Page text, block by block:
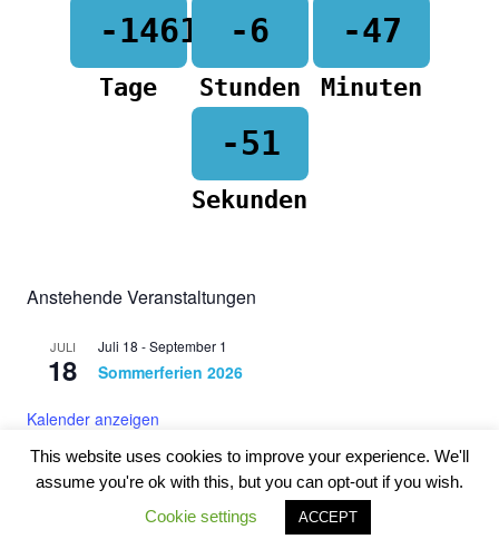
-1461
Tage
-6
Stunden
-47
Minuten
-51
Sekunden
Anstehende Veranstaltungen
JULI
18
Juli 18 -September 1
Sommerferien 2026
Kalender anzeigen
WordPress-Theme: Poseidon von ThemeZee.
This website uses cookies to improve your experience. We'll
assume you're ok with this, but you can opt-out if you wish.
Cookie settings
ACCEPT